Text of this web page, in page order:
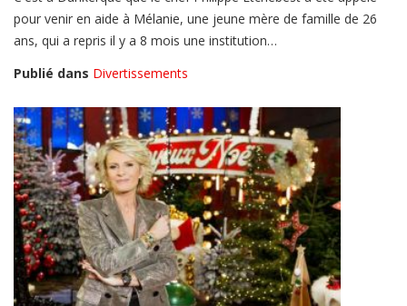
pour venir en aide à Mélanie, une jeune mère de famille de 26
ans, qui a repris il y a 8 mois une institution…
Publié dans Divertissements